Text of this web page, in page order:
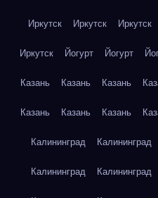
Иркутск Иркутск Иркутск
Иркутск Йогурт Йогурт
Казань Казань Казань
Казань Казань Казань
Калининград Калининград
Калининград Калининград